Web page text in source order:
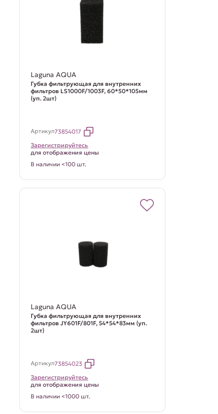
Laguna AQUA
Губка фильтрующая для внутренних
фильтров LS1000F/1003F, 60*50*105мм
(уп. 2шт)
Артикул73854017
Зарегистрируйтесь
для отображения цены
В наличии <100 шт.
Laguna AQUA
Губка фильтрующая для внутренних
фильтров JY601F/801F, 54*54*83мм (уп.
2шт)
Артикул73854023
Зарегистрируйтесь
для отображения цены
В наличии <1000 шт.